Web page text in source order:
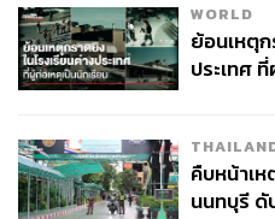
🟡 10) เศรษฐกิจไทยเสี่ยง
SCB EIC ปรับลด GDP ปี 2569
เศรษฐกิจไทยกำลังเข้าสู่ภาวะ “
WORLD
ย้อนเหตุก
ประเทศ
คืบหน้าเ
นนทบุรี ดั